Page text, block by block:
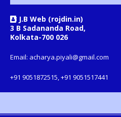
J.B Web (rojdin.in)
3 B Sadananda Road,
Kolkata-700 026
Email: acharya.piyali@gmail.com
+91 9051872515, +91 9051517441